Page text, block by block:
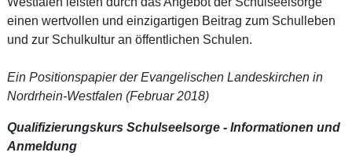
einen wertvollen und einzigartigen Beitrag zum Schulleben
und zur Schulkultur an öffentlichen Schulen.
Ein Positionspapier der Evangelischen Landeskirchen in
Nordrhein-Westfalen (Februar 2018)
Qualifizierungskurs Schulseelsorge - Informationen und
Anmeldung